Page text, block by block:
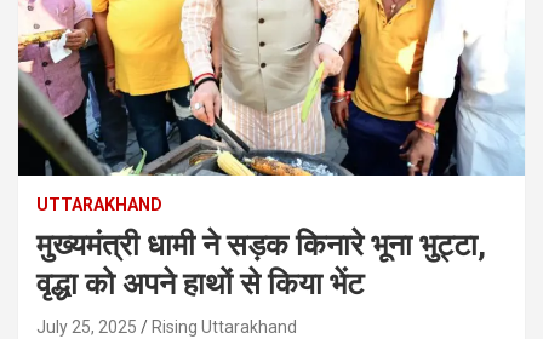
UTTARAKHAND
मुख्यमंत्री धामी ने सड़क किनारे भूना भुट्टा,
वृद्धा को अपने हाथों से किया भेंट
July 25, 2025 Rising Uttarakhand